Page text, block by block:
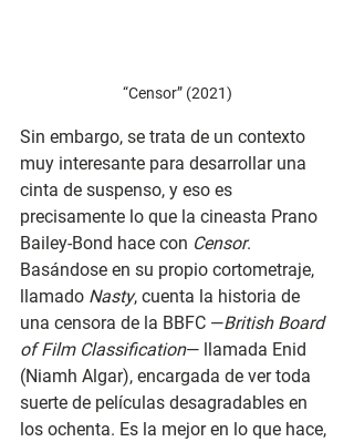
“Censor” (2021)
Sin embargo, se trata de un contexto
muy interesante para desarrollar una
cinta de suspenso, y eso es
precisamente lo que la cineasta Prano
Bailey-Bond hace con Censor.
Basándose en su propio cortometraje,
llamado Nasty, cuenta la historia de
una censora de la BBFC —British Board
of Film Classification— llamada Enid
(Niamh Algar), encargada de ver toda
suerte de películas desagradables en
los ochenta. Es la mejor en lo que hace,